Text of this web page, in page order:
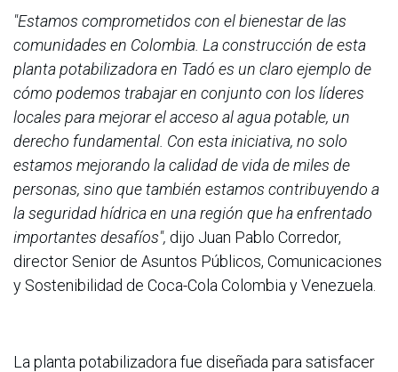
"Estamos comprometidos con el bienestar de las
comunidades en Colombia. La construcción de esta
planta potabilizadora en Tadó es un claro ejemplo de
cómo podemos trabajar en conjunto con los líderes
locales para mejorar el acceso al agua potable, un
derecho fundamental. Con esta iniciativa, no solo
estamos mejorando la calidad de vida de miles de
personas, sino que también estamos contribuyendo a
la seguridad hídrica en una región que ha enfrentado
importantes desafíos", dijo Juan Pablo Corredor,
director Senior de Asuntos Públicos, Comunicaciones
y Sostenibilidad de Coca-Cola Colombia y Venezuela.
La planta potabilizadora fue diseñada para satisfacer